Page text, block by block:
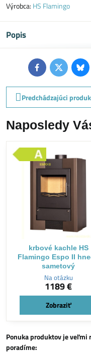
Výrobca: HS Flamingo
Popis
FacebookTwitter
Predchádzajúci
Naposledy
krbové kachle HS
Flamingo Espo II
sametový
Na otázku
1189 €
Zobraziť
Ponuka produktov je veľmi
poradíme: